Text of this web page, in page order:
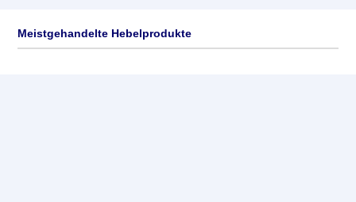
Meistgehandelte Hebelprodukte